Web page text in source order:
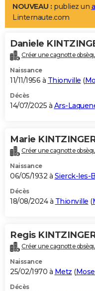
LIFESTYLE
Art de vivre
Bien-être
Loisirs
Mode
Modes de vie
Alimentation
Guide de la santé
Maladies
Médicaments
Sommeil
VOYAGE
Destinations
City break
Voyage nature
Voyage de noces
Forum
Climat
+PHOTO
GUIDES D'ACHAT
BONS PLANS
Carte de Noël
Carte Bonne année
Carte Saint-Valentin
Carte Pâques
Carte d'anniversaire
DICTIONNAIRE
Dictionnaire
Biographies
Citations
Expressions
Proverbes
PROGRAMME TV
S'inscrire
Se connecter
Lycées
Collèges
Primaires
Universités
Entreprises
Service militaire
Avis de recherche
AVIS DE DÉCÈS
Bricolage
Lifestyle
Culture
Sport
Auto
Television
Voyage
Cinema
NOUVEAU : publiez un
Linternaute.com
Daniele
Créer une cagnotte
Naissance
11/11/1956 à Thionville (
Décès
14/07/2025 à Ars-
Marie
Créer une cagnotte
Naissance
06/05/1932 à Sierck-les-
Décès
18/08/2024 à Thionville (
Regis
Créer une cagnotte
Naissance
25/02/1970 à Metz (
Décès